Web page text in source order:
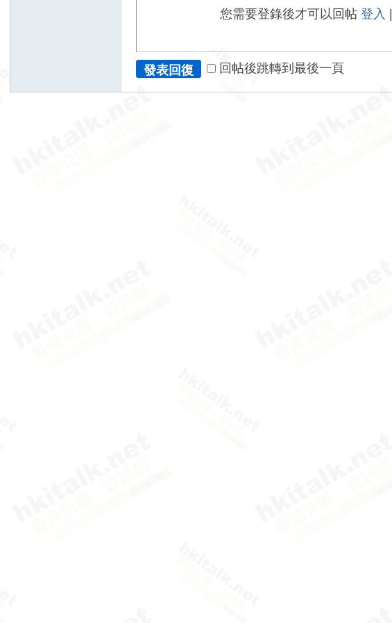
您需要登錄後才可以回帖登入
發表回復 回帖後跳轉到最後一頁